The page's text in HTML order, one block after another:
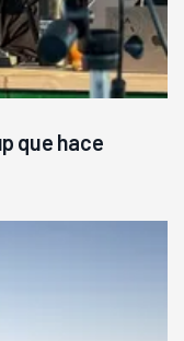
que hace